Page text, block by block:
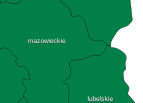
mazowieckie
lubelskie